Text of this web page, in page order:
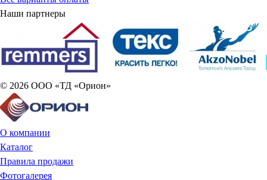
Наши партнеры
© 2026 ООО «ТД «Орион»
О компании
Каталог
Правила продажи
Фотогалерея